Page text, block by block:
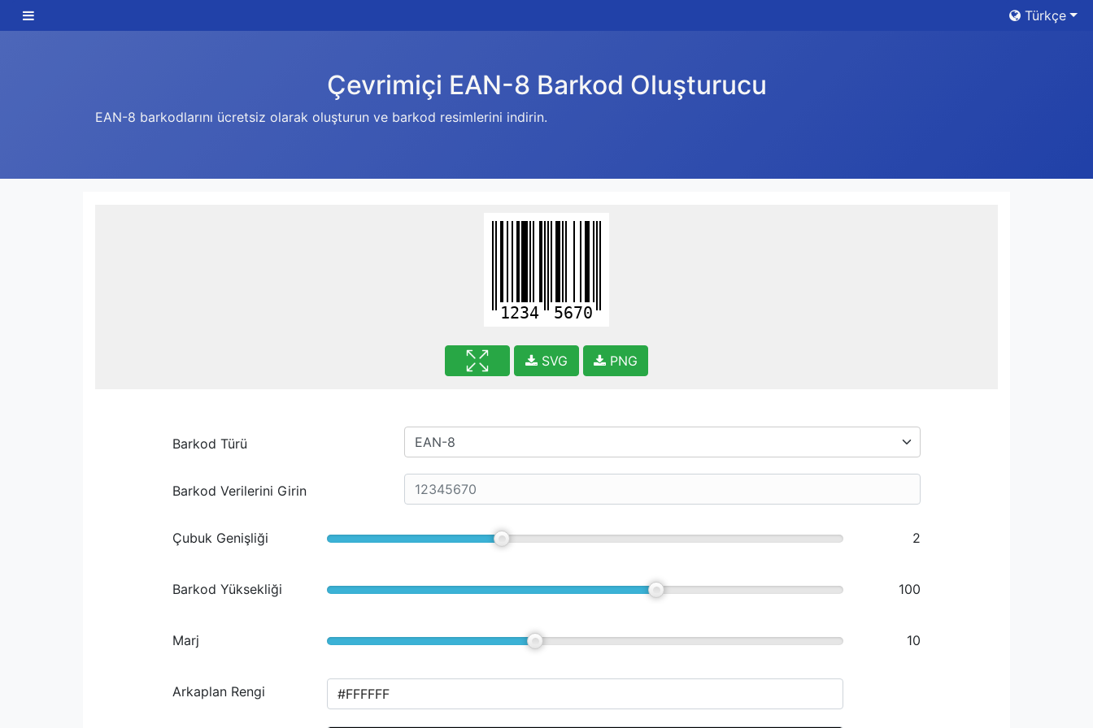
Türkçe
Çevrimiçi EAN-8 Barkod Oluşturucu
EAN-8 barkodlarını ücretsiz olarak oluşturun ve barkod resimlerini indirin.
1234 5670
SVG PNG
Barkod Türü
Barkod Verilerini Girin
Çubuk Genişliği 2
Barkod Yüksekliği 100
Marj 10
Arkaplan Rengi